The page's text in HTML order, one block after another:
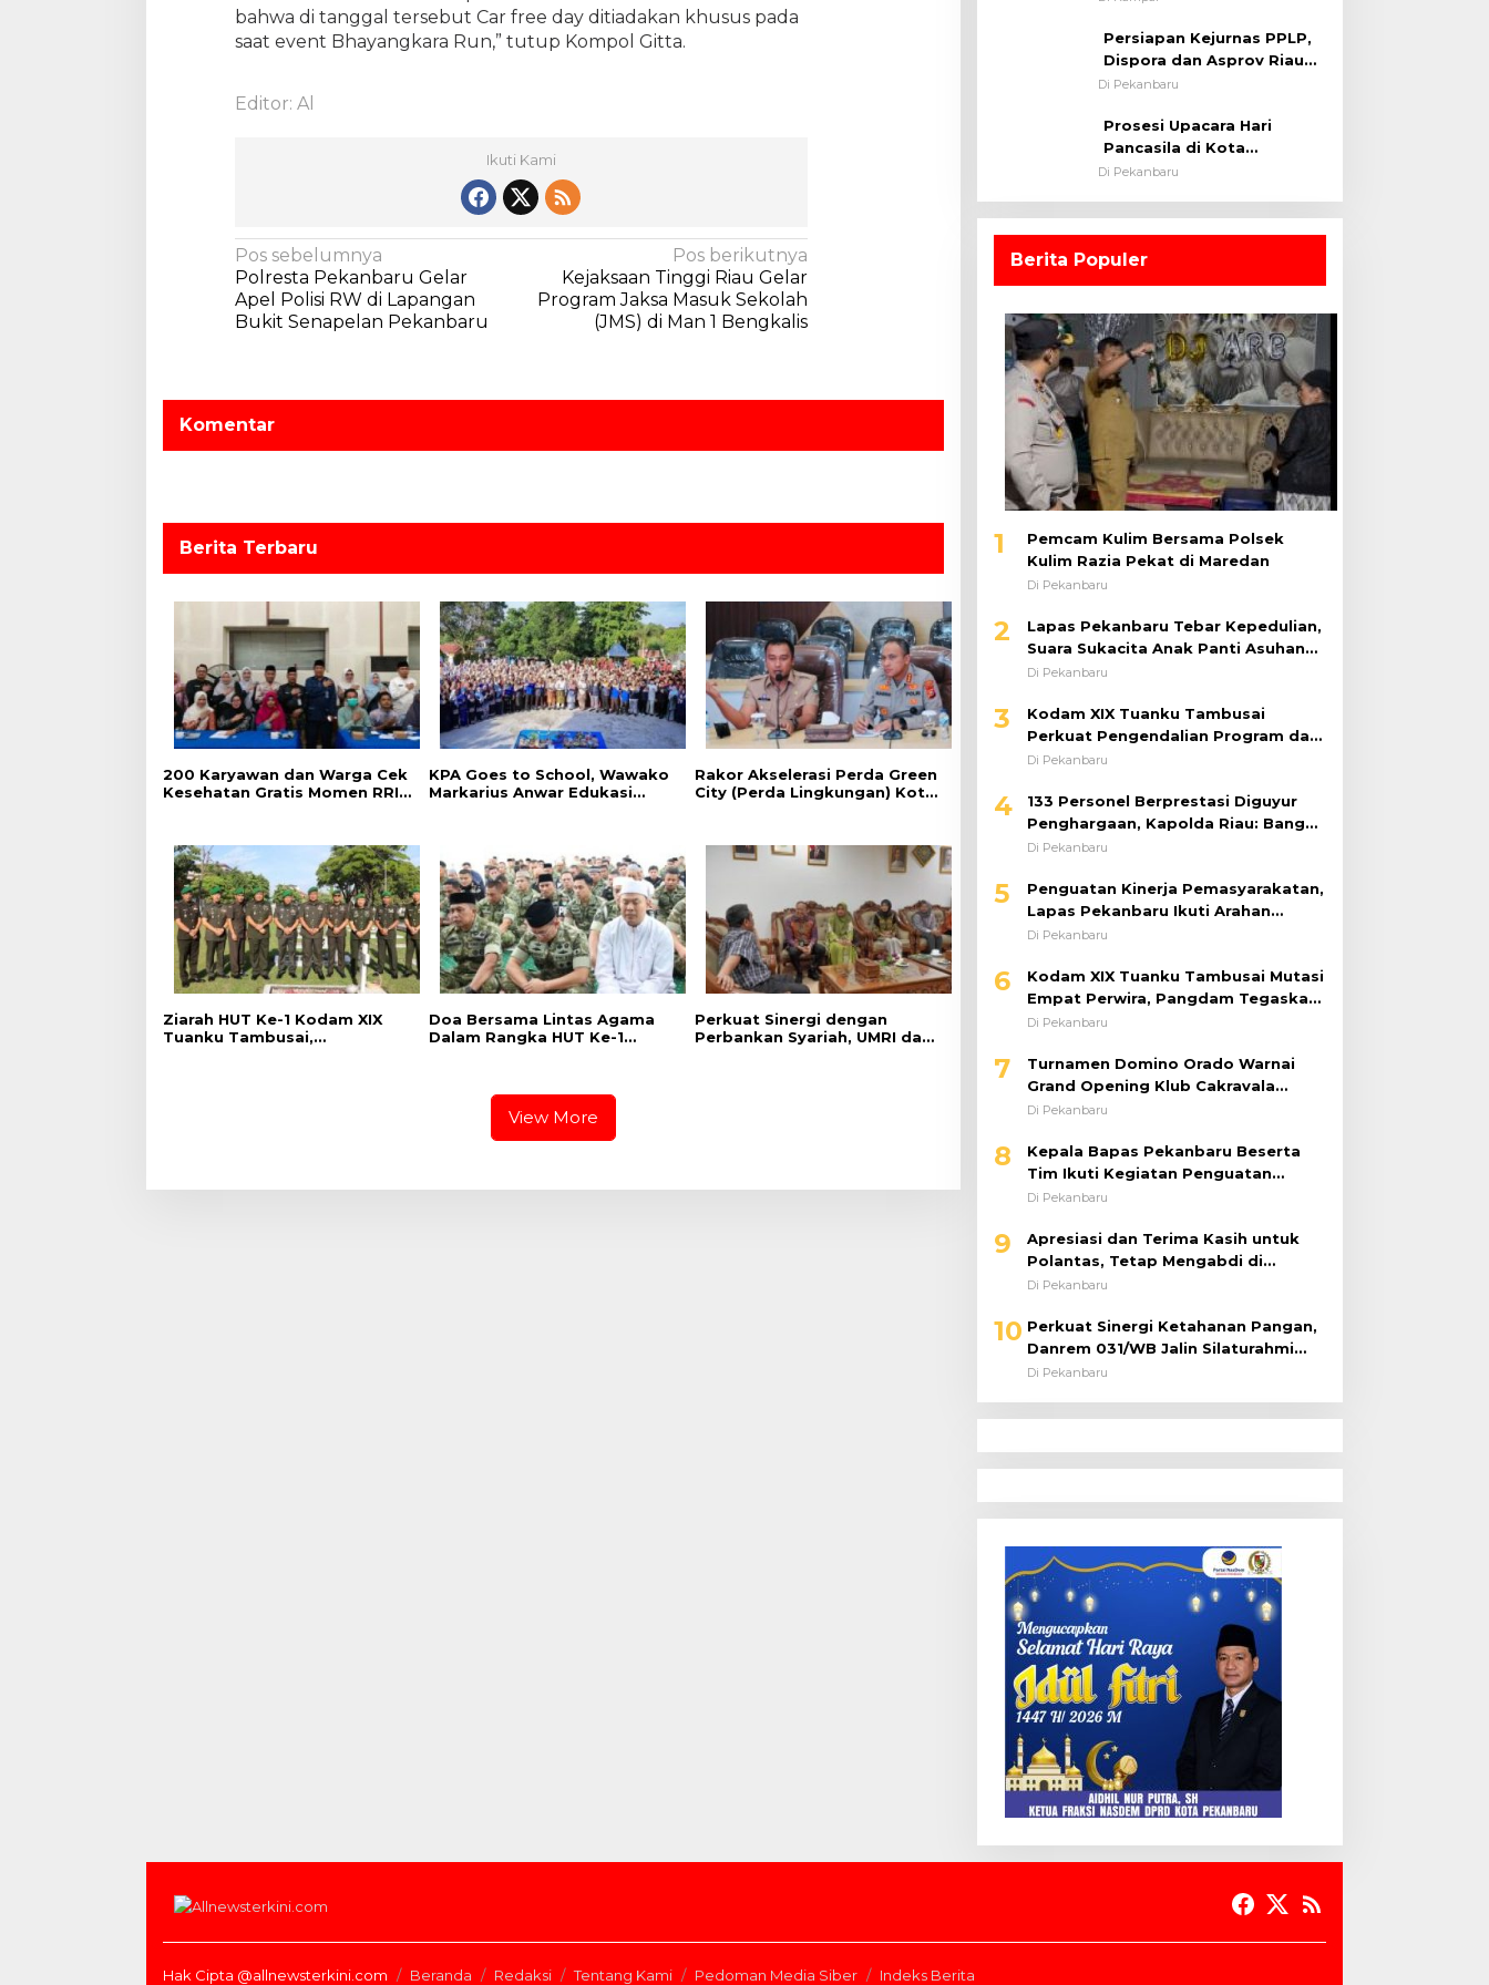
n
g
r
bahwa di tanggal tersebut Car free day ditiadakan khusus pada
saat event Bhayangkara Run,” tutup Kompol Gitta.
Editor: Al
Ikuti Kami
N
a
v
a
s
o
s
Pos sebelumnya
Polresta Pekanbaru Gelar
Apel Polisi RW di Lapangan
Bukit Senapelan Pekanbaru
Pos berikutnya
Kejaksaan Tinggi Riau Gelar
Program Jaksa Masuk Sekolah
(JMS) di Man 1 Bengkalis
Komentar
Berita Terbaru
‎200 Karyawan dan Warga Cek
Kesehatan Gratis Momen RRI
‎KPA Goes to School, ‎Wawako
Markarius Anwar Edukasi
Rakor Akselerasi Perda Green
City (Perda Lingkungan) Kota
Pekanbaru dan Tim Pakar
Ziarah HUT Ke-1 Kodam XIX
Tuanku Tambusai,
Doa Bersama Lintas Agama
Dalam Rangka HUT Ke-1
Perkuat Sinergi dengan
Perbankan Syariah, UMRI dan
View More
Persiapan Kejurnas PPLP,
Dispora dan Asprov Riau
Tinjau Kelayakan Rumput
Di Pekanbaru
Prosesi Upacara Hari
Pancasila di Kota
Pekanbaru Tetap Khidmat
Di Pekanbaru
Berita Populer
1
Pemcam Kulim Bersama Polsek
Kulim Razia Pekat di Maredan
Di Pekanbaru
2
Lapas Pekanbaru Tebar Kepedulian,
Suara Sukacita Anak Panti Asuhan
Kemuliaan Iringi Bantuan Sosial
Di Pekanbaru
3
Kodam XIX Tuanku Tambusai
Perkuat Pengendalian Program dan
Implementasi Doktrin TNI AD
Di Pekanbaru
4
133 Personel Berprestasi Diguyur
Penghargaan, Kapolda Riau: Bangun
Kepercayaan Publik dengan Karya
Di Pekanbaru
5
Penguatan Kinerja Pemasyarakatan,
Lapas Pekanbaru Ikuti Arahan
Dirjenpas Secara Virtual
Di Pekanbaru
6
Kodam XIX Tuanku Tambusai Mutasi
Empat Perwira, Pangdam Tegaskan
Regenerasi untuk Perkuat Kinerja
Di Pekanbaru
7
Turnamen Domino Orado Warnai
Grand Opening Klub Cakravala
Pekanbaru
Di Pekanbaru
8
Kepala Bapas Pekanbaru Beserta
Tim Ikuti Kegiatan Penguatan
Tugas dan Fungsi serta Paparan
Di Pekanbaru
9
Apresiasi dan Terima Kasih untuk
Polantas, Tetap Mengabdi di
Tengah Guyuran Hujan
Di Pekanbaru
10 Perkuat Sinergi Ketahanan Pangan,
Danrem 031/WB Jalin Silaturahmi
dengan Pimwil Bulog Riau dan Kepri
Di Pekanbaru
Hak Cipta @allnewsterkini.com Beranda Redaksi Tentang Kami Pedoman Media Siber Indeks Berita